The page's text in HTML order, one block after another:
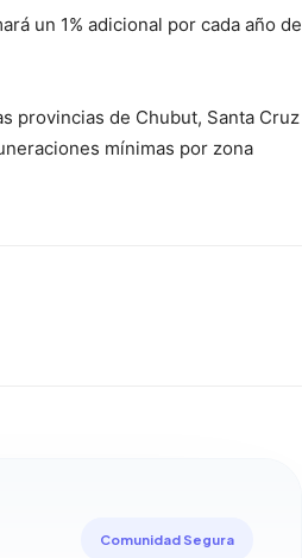
un 1% adicional por cada año de
provincias de Chubut, Santa Cruz
mínimas por zona
Comunidad Segura